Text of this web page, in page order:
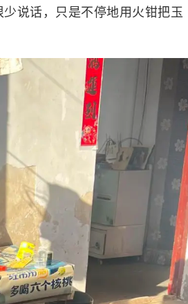
说话，只是不停地用火钳把玉